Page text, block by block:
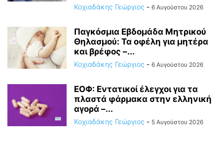
Κοχιαδάκης Γεώργιος - 6 Αυγούστου 2026
Παγκόσμια Εβδομάδα Μητρικού
Θηλασμού: Τα οφέλη για μητέρα
και βρέφος –...
Κοχιαδάκης Γεώργιος - 6 Αυγούστου 2026
ΕΟΦ: Εντατικοί έλεγχοι για τα
πλαστά φάρμακα στην ελληνική
αγορά –...
Κοχιαδάκης Γεώργιος - 5 Αυγούστου 2026